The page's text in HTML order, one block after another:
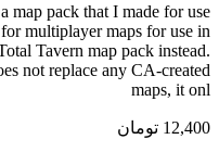
pack that I made for use
multiplayer maps for use in
Tavern map pack instead.
not replace any CA-created
maps, it onl
12,400 تومان